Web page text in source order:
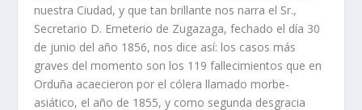
nuestra Ciudad, y que tan brillante nos narra el Sr.,
Secretario D. Emeterio de Zugazaga, fechado el dí­a 30
de junio del año 1856, nos dice así­: los casos más
graves del momento son los 119 fallecimientos que en
Orduña acaecieron por el cólera llamado morbe-
asiático, el año de 1855, y como segunda desgracia